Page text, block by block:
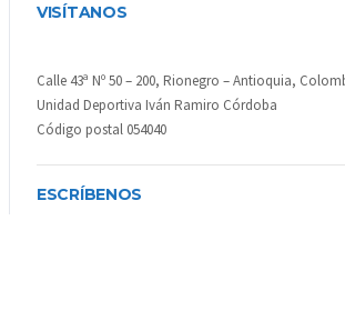
VISÍTANOS
Calle 43ª Nº 50 – 200, Rionegro – Antioquia,
Unidad Deportiva Iván Ramiro Córdoba
Código postal 054040
ESCRÍBENOS